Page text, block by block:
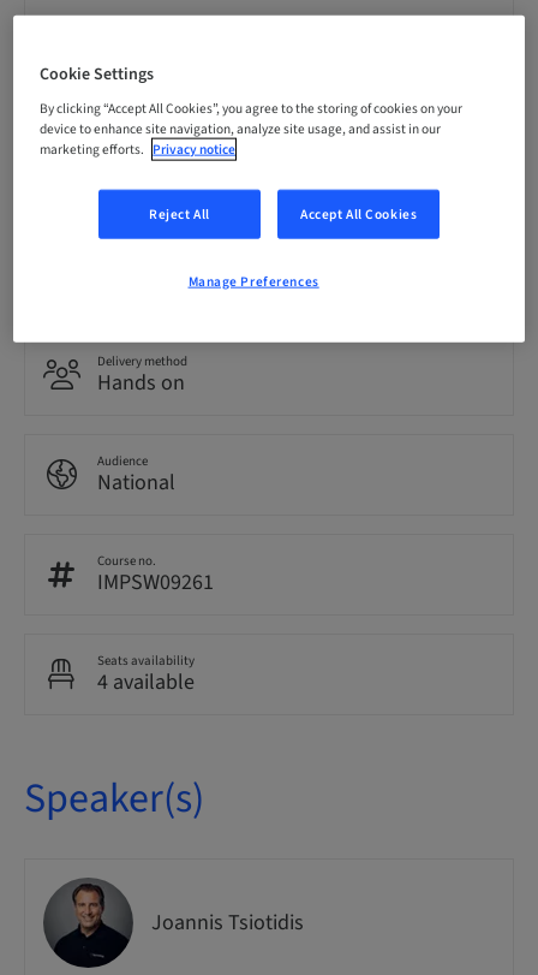
30. Sep 2026 (UTC+1)
Language
German
0.00 Points
Delivery method
Hands on
Audience
National
Course no.
IMPSW09261
Seats availability
4 available
Speaker(s)
Joannis Tsiotidis
Cookie Settings
By clicking “Accept All Cookies”, you agree to the storing of cookies on your
device to enhance site navigation, analyze site usage, and assist in our
marketing efforts. Privacy notice
Reject All Accept All Cookies
Manage Preferences